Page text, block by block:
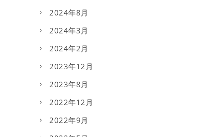
2024年8月
2024年3月
2024年2月
2023年12月
2023年8月
2022年12月
2022年9月